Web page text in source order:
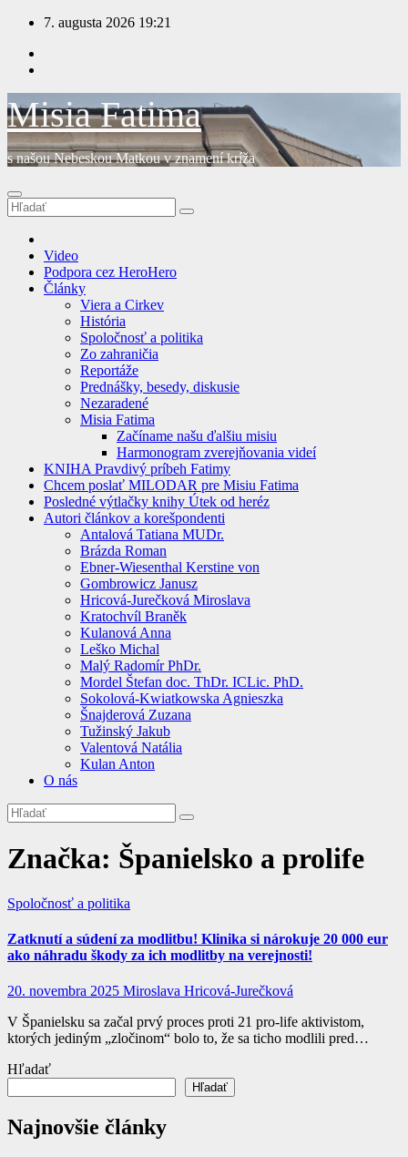
Prejsť
obsah
7. augusta 2026 19:21
Misia Fatima
s našou Nebeskou Matkou v znamení kríža
Video
Podpora cez HeroHero
Články
Viera a Cirkev
História
Spoločnosť a politika
Zo zahraničia
Reportáže
Prednášky, besedy, diskusie
Nezaradené
Misia Fatima
Začíname našu ďalšiu misiu
Harmonogram zverejňovania videí
KNIHA Pravdivý príbeh Fatimy
Chcem poslať MILODAR pre Misiu Fatima
Posledné výtlačky knihy Útek od heréz
Autori článkov a korešpondenti
Antalová Tatiana MUDr.
Brázda Roman
Ebner-Wiesenthal Kerstine von
Gombrowicz Janusz
Hricová-Jurečková Miroslava
Kratochvíl Braněk
Kulanová Anna
Leško Michal
Malý Radomír PhDr.
Mordel Štefan doc. ThDr. ICLic. PhD.
Sokolová-Kwiatkowska Agnieszka
Šnajderová Zuzana
Tužinský Jakub
Valentová Natália
Kulan Anton
O nás
Značka: Španielsko a prolife
Spoločnosť a politika
Zatknutí a súdení za modlitbu! Klinika si nárokuje 20 000 eur
ako náhradu škody za ich modlitby na verejnosti!
20. novembra 2025 Miroslava Hricová-Jurečková
V Španielsku sa začal prvý proces proti 21 pro-life aktivistom,
ktorých jediným „zločinom“ bolo to, že sa ticho modlili pred…
Hľadať
Hľadať
Najnovšie články